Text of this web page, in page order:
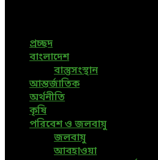
প্রচ্ছদ
বাংলাদেশ
বাস্তুসংস্থান
আন্তর্জাতিক
অর্থনীতি
কৃষি
পরিবেশ ও জলবায়ু
জলবায়ু
আবহাওয়া